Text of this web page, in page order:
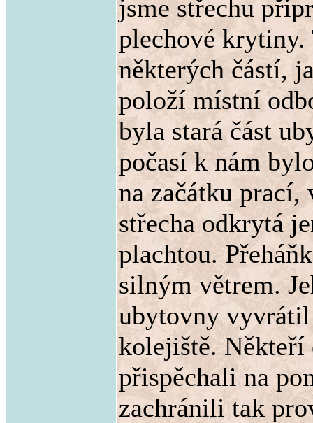
jsme střechu
plechové krytiny.
některých částí,
položí místní
byla stará část
počasí k nám
na začátku
střecha odkrytá
plachtou.
silným větrem.
ubytovny
kolejiště. Někteří
přispěchali na
zachránili tak